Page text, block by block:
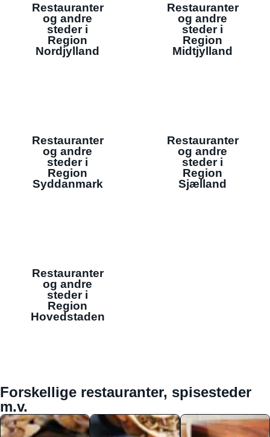
Restauranter
og andre
steder i
Region
Nordjylland
Restauranter
og andre
steder i
Region
Midtjylland
Restauranter
og andre
steder i
Region
Syddanmark
Restauranter
og andre
steder i
Region
Sjælland
Restauranter
og andre
steder i
Region
Hovedstaden
Forskellige restauranter, spisesteder
m.v.